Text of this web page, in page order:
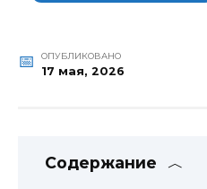
ОПУБЛИКОВАНО
17 мая, 2026
Содержание